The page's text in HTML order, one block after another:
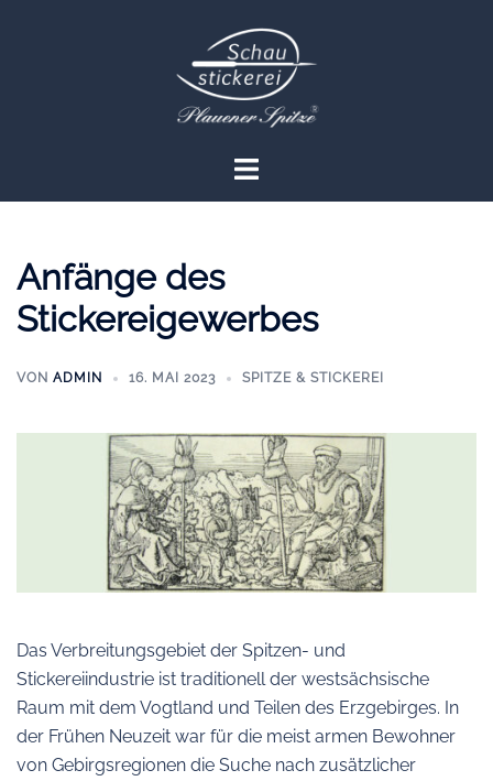
Menü
Anfänge des
Stickereigewerbes
VON ADMIN 16. MAI 2023 SPITZE & STICKEREI
Das Verbreitungsgebiet der Spitzen- und
Stickereiindustrie ist traditionell der westsächsische
Raum mit dem Vogtland und Teilen des Erzgebirges. In
der Frühen Neuzeit war für die meist armen Bewohner
von Gebirgsregionen die Suche nach zusätzlicher